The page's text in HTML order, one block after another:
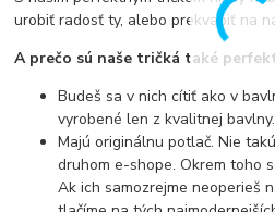
urobiť radosť ty, alebo prekvapiť na
A prečo sú naše tričká také
Budeš sa v nich cítiť ako v
vyrobené len z kvalitnej
Majú originálnu potlač. Nie
druhom e-shope. Okrem toho
Ak ich samozrejme neoperieš